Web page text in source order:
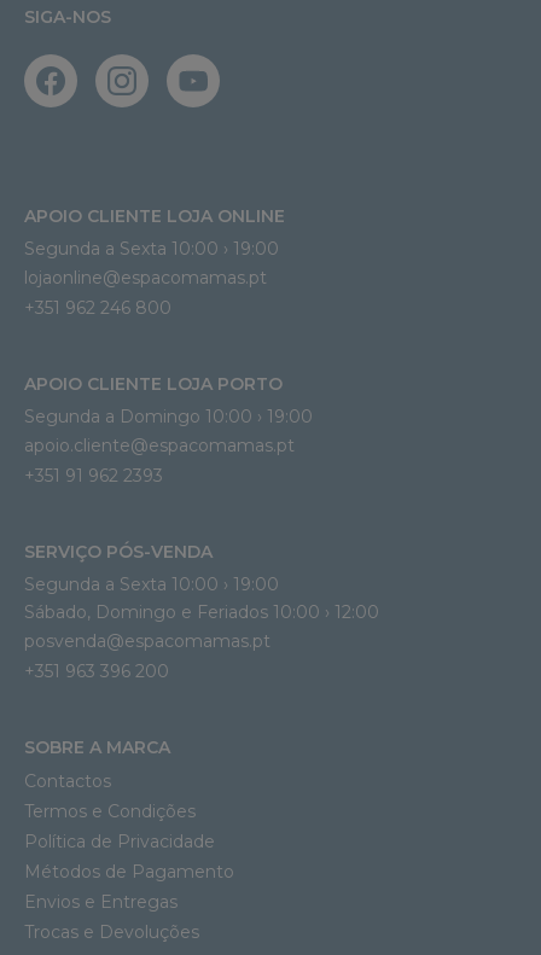
SIGA-NOS
APOIO CLIENTE LOJA ONLINE
Segunda a Sexta 10:00 › 19:00
lojaonline@espacomamas.pt
+351 962 246 800
APOIO CLIENTE LOJA PORTO
Segunda a Domingo 10:00 › 19:00
apoio.cliente@espacomamas.pt
+351 91 962 2393
SERVIÇO PÓS-VENDA
Segunda a Sexta 10:00 › 19:00
Sábado, Domingo e Feriados 10:00 › 12:00
posvenda@espacomamas.pt
+351 963 396 200
SOBRE A MARCA
Contactos
Termos e Condições
Política de Privacidade
Métodos de Pagamento
Envios e Entregas
Trocas e Devoluções